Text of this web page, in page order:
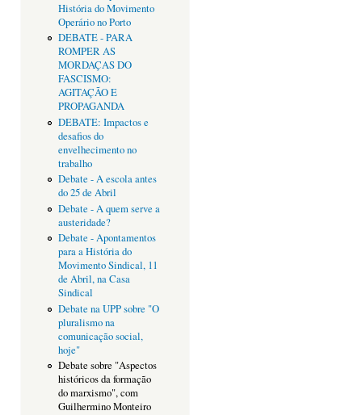
História do Movimento
Operário no Porto
DEBATE - PARA
ROMPER AS
MORDAÇAS DO
FASCISMO:
AGITAÇÃO E
PROPAGANDA
DEBATE: Impactos e
desafios do
envelhecimento no
trabalho
Debate - A escola antes
do 25 de Abril
Debate - A quem serve a
austeridade?
Debate - Apontamentos
para a História do
Movimento Sindical, 11
de Abril, na Casa
Sindical
Debate na UPP sobre "O
pluralismo na
comunicação social,
hoje"
Debate sobre "Aspectos
históricos da formação
do marxismo", com
Guilhermino Monteiro